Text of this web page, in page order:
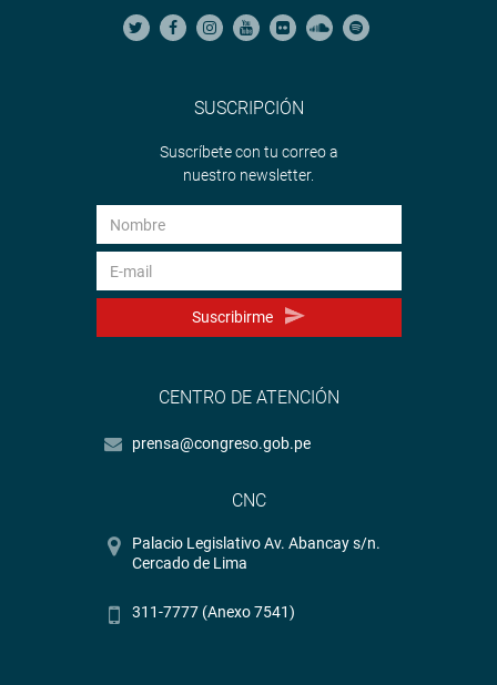
SUSCRIPCIÓN
Suscríbete con tu correo a
nuestro newsletter.
Suscribirme
CENTRO DE ATENCIÓN
prensa@congreso.gob.pe
CNC
Palacio Legislativo Av. Abancay s/n.
Cercado de Lima
311-7777 (Anexo 7541)